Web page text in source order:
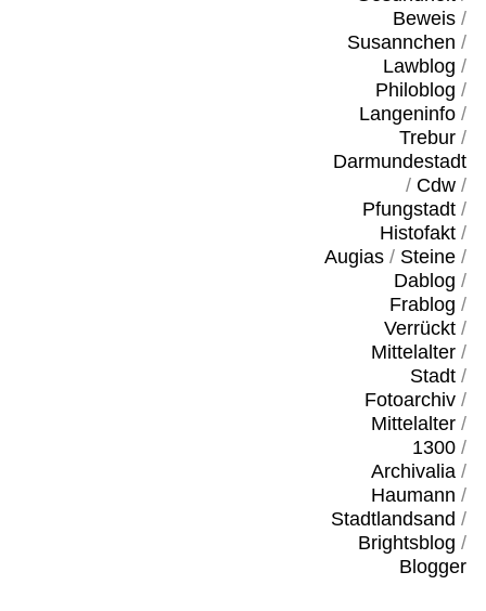
Beweis/
Susannchen /
Lawblog /
Philoblog /
Langeninfo/
Trebur/
Darmundestadt
/ Cdw/
Pfungstadt/
Histofakt/
Augias/ Steine/
Dablog /
Frablog /
Verrückt/
Mittelalter/
Stadt/
Fotoarchiv/
Mittelalter/
1300/
Archivalia/
Haumann /
Stadtlandsand /
Brightsblog /
Blogger